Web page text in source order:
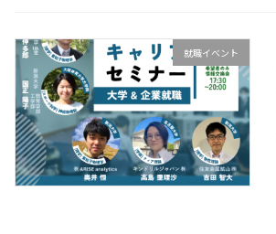
就職イベント